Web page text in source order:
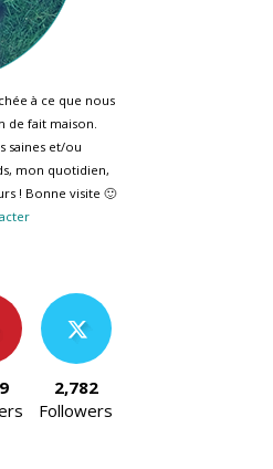
à ce que nous
de fait maison.
saines et/ou
mon quotidien,
! Bonne visite 🙂
2,782
Followers